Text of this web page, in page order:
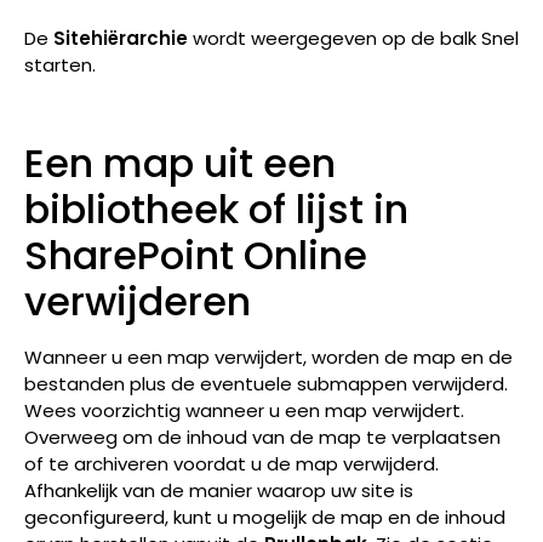
De Sitehiërarchiewordt weergegeven op de balk Snel
starten.
Een map uit een
bibliotheek of lijst in
SharePoint Online
verwijderen
Wanneer u een map verwijdert, worden de map en de
bestanden plus de eventuele submappen verwijderd.
Wees voorzichtig wanneer u een map verwijdert.
Overweeg om de inhoud van de map te verplaatsen
of te archiveren voordat u de map verwijderd.
Afhankelijk van de manier waarop uw site is
geconfigureerd, kunt u mogelijk de map en de inhoud